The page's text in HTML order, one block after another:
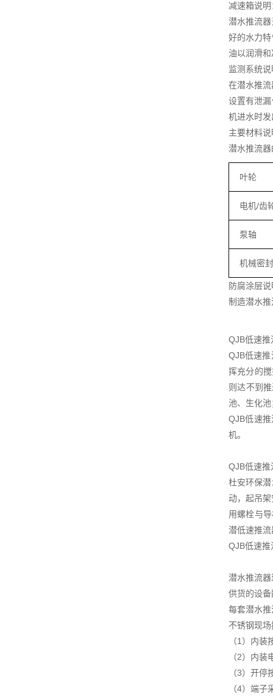
减速箱说明
潜水推流
好的水力
油以润滑
监测系统
在潜水推
设置有泄
机进水时
主要材料
潜水推流
叶轮
电机/齿
泵轴
机械密封
防腐涂层
制造潜水
QJB低速
QJB低速
挥充分的
则达不到
池、生化
QJB低速
机。
QJB低速
杜安环保
动，起吊
用螺栓与
潜低速推
QJB低速
潜水推流
供货的设
每套潜水
不锈钢现
（1）内
（2）内
（3）开
（4）端子